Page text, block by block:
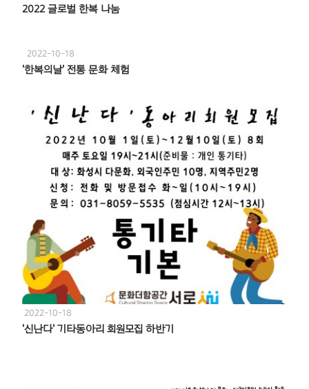
2022 글로벌 한복 나눔
2022-10-18
'한복의날' 전통 문화 체험
2022-10-18
'신난다' 기타동아리 회원모집 하반기